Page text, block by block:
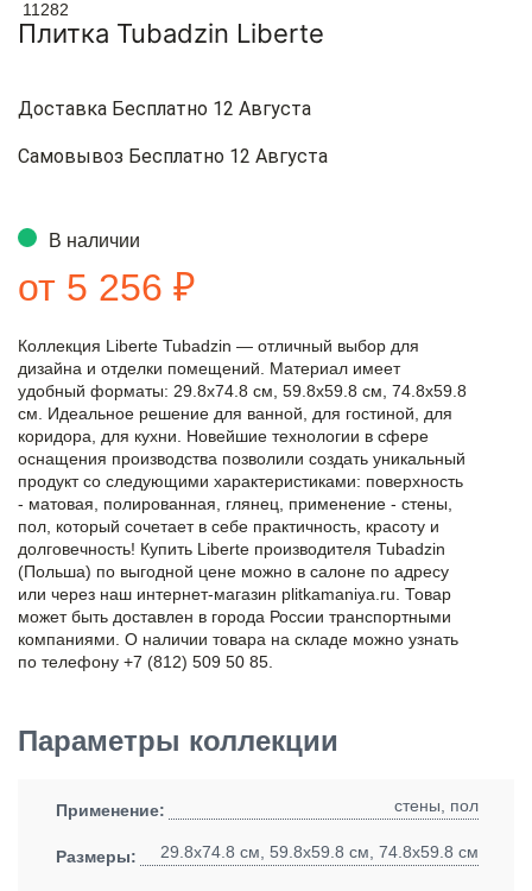
11282
Плитка Tubadzin Liberte
Доставка Бесплатно 12 Августа
Самовывоз Бесплатно 12 Августа
В наличии
от 5 256 ₽
Коллекция Liberte Tubadzin — отличный выбор для
дизайна и отделки помещений. Материал имеет
удобный форматы: 29.8x74.8 см, 59.8x59.8 см, 74.8x59.8
см. Идеальное решение для ванной, для гостиной, для
коридора, для кухни. Новейшие технологии в сфере
оснащения производства позволили создать уникальный
продукт со следующими характеристиками: поверхность
- матовая, полированная, глянец, применение - стены,
пол, который сочетает в себе практичность, красоту и
долговечность! Купить Liberte производителя Tubadzin
(Польша) по выгодной цене можно в салоне по адресу
или через наш интернет-магазин plitkamaniya.ru. Товар
может быть доставлен в города России транспортными
компаниями. О наличии товара на складе можно узнать
по телефону +7 (812) 509 50 85.
Параметры коллекции
Применение: стены, пол
Размеры: 29.8x74.8 см, 59.8x59.8 см, 74.8x59.8 см